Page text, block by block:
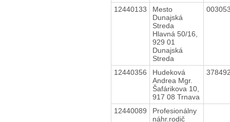
12440133
Mesto
Dunajská
Streda
Hlavná 50/16,
929 01
Dunajská
Streda
12440356
Hudeková
Andrea Mgr.
Šafárikova 10,
917 08 Trnava
12440089
Profesionálny
náhr.rodič